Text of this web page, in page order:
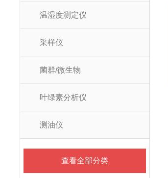
温湿度测定仪
采样仪
菌群/微生物
叶绿素分析仪
测油仪
查看全部分类